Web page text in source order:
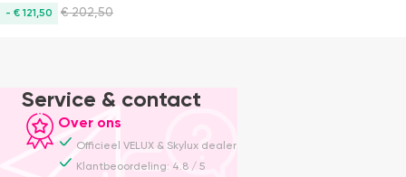
- € 121,50 €202,50
Service & contact
Over ons
Officieel VELUX & Skylux dealer
Klantbeoordeling: 4.8 / 5